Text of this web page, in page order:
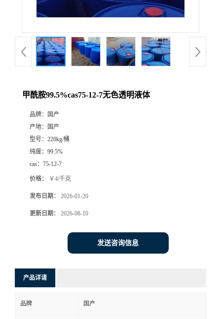
甲酰胺99.5%cas75-12-7无色透明液体
品牌：
国产
产地：
国产
型号： 220kg/桶
纯度： 99.5%
cas： 75-12-7
价格： ￥4/千克
发布日期： 2026-01-20
更新日期： 2026-08-10
发送咨询信息
产品详请
品牌 国产